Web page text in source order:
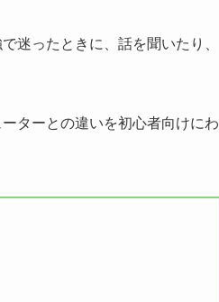
迷ったときに、話を聞いたり、
ターとの違いを初心者向けにわ